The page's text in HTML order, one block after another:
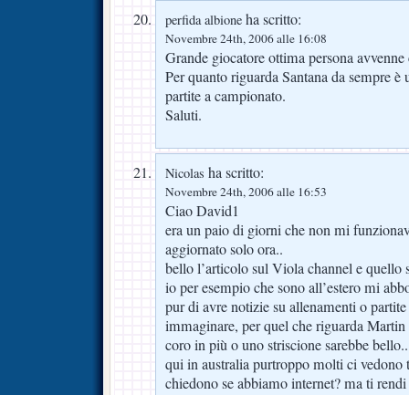
perfida albione ha scritto:
Novembre 24th, 2006 alle 16:08
Grande giocatore ottima persona
Per quanto riguarda Santana da sempre
partite a campionato.
Saluti.
Nicolas ha scritto:
Novembre 24th, 2006 alle 16:53
Ciao David1
era un paio di giorni che non mi
aggiornato solo ora..
bello l’articolo sul Viola channel e quello
io per esempio che sono all’estero mi
pur di avre notizie su allenamenti o
immaginare, per quel che riguarda
coro in più o uno striscione sarebbe bello..
qui in australia purtroppo molti ci vedono
chiedono se abbiamo internet? ma ti